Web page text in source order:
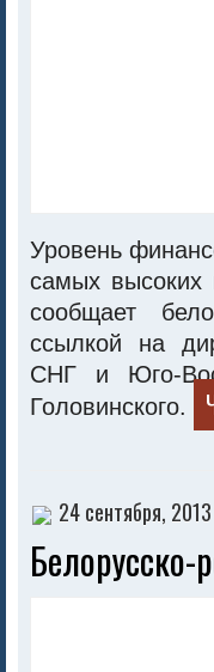
Уровень
самых высоких
сообщает
ссылкой на
СНГ и Юго-
Головинского.
24 сентября, 2013